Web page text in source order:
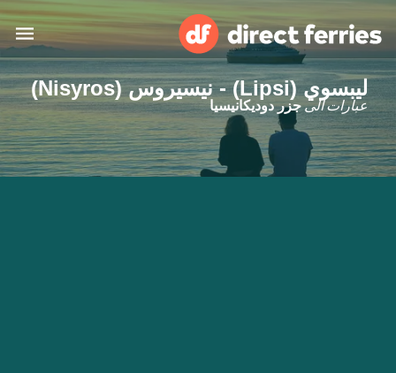
البلدان
تذاكر العبّارة
ليبسوي (Lipsi) - نيسيروس (Nisyros)
عبارات الىجزر دوديكانيسيا